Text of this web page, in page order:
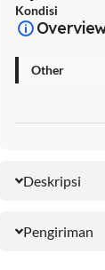
Kondisi
Other
Deskripsi
Pengiriman